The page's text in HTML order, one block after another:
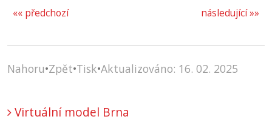
následující »»
«« předchozí
Nahoru•Zpět•Tisk•Aktualizováno: 16. 02. 2025
Virtuální model Brna